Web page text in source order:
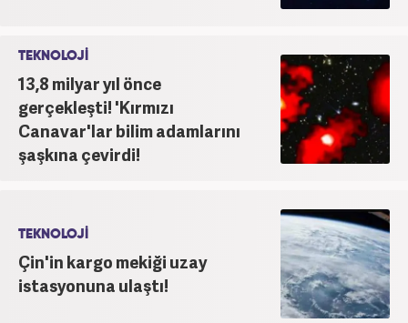
TEKNOLOJİ
13,8 milyar yıl önce
gerçekleşti! 'Kırmızı
Canavar'lar bilim adamlarını
şaşkına çevirdi!
TEKNOLOJİ
Çin'in kargo mekiği uzay
istasyonuna ulaştı!